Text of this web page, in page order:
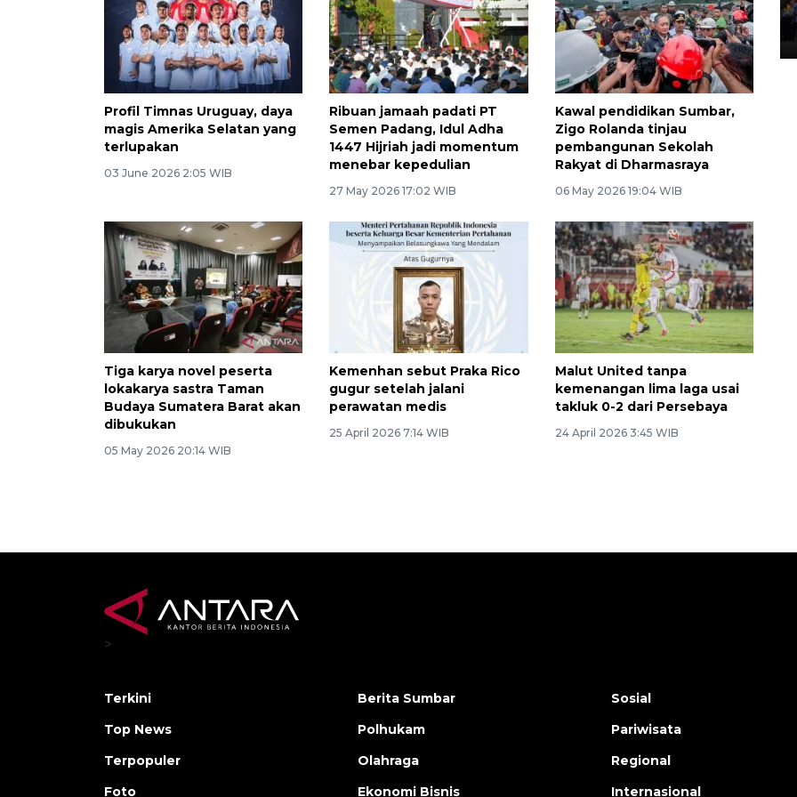
Profil Timnas Uruguay, daya
magis Amerika Selatan yang
terlupakan
03 June 2026 2:05 WIB
Ribuan jamaah padati PT
Semen Padang, Idul Adha
1447 Hijriah jadi momentum
menebar kepedulian
27 May 2026 17:02 WIB
Kawal pendidikan Sumbar,
Zigo Rolanda tinjau
pembangunan Sekolah
Rakyat di Dharmasraya
06 May 2026 19:04 WIB
Tiga karya novel peserta
lokakarya sastra Taman
Budaya Sumatera Barat akan
dibukukan
05 May 2026 20:14 WIB
Kemenhan sebut Praka Rico
gugur setelah jalani
perawatan medis
25 April 2026 7:14 WIB
Malut United tanpa
kemenangan lima laga usai
takluk 0-2 dari Persebaya
24 April 2026 3:45 WIB
Lintas Sumatera di Sumbar
05 August 2026 10:35 WIB
>
Terkini
Top News
Terpopuler
Foto
Berita Sumbar
Polhukam
Olahraga
Ekonomi Bisnis
Sosial
Pariwisata
Regional
Internasional